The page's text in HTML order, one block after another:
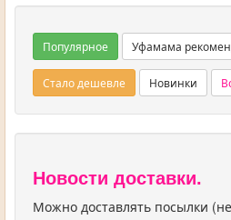
Популярное Уфамама
Стало дешевле Новинки
Новости доставки.
Можно доставлять посылки